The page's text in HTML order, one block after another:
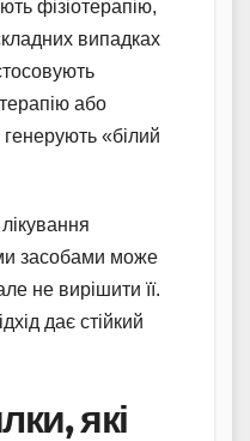
фізіотерапію,
випадках
або
«білий
засобами може
не вирішити її.
дає стійкий
які